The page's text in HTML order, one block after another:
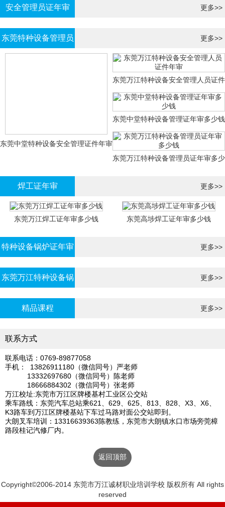
安全管理员证年审 更多>>
东莞特种设备管理员 更多>>
东莞中堂特种设备安全管理证件年审
东莞万江特种设备安全管理人员证件
年审
东莞中堂特种设备管理证年审多少钱
东莞万江特种设备管理员证年审多少
焊工证年审 更多>>
东莞万江焊工证年审多少钱 东莞高埗焊工证年审多少钱
特种设备锅炉证年审 更多>>
东莞万江特种设备锅
炉证年审
更多>>
精品课程 更多>>
联系方式
联系电话：0769-89877058
手机： 13826911180（微信同号）严老师
13332697680（微信同号）陈老师
18666884302（微信同号）张老师
万江校址:东莞市万江区牌楼基村工业区公交站
乘车路线：东莞汽车总站乘621、629、625、813、828、X3、X6、
K3路车到万江区牌楼基站下车过马路对面公交站即到。
大朗叉车培训：13316639363陈教练，东莞市大朗镇水口市场旁莞樟
路段桂记汽修厂内。
返回顶部
Copyright©2006-2014 东莞市万江诚材职业培训学校 版权所有 All rights
reserved